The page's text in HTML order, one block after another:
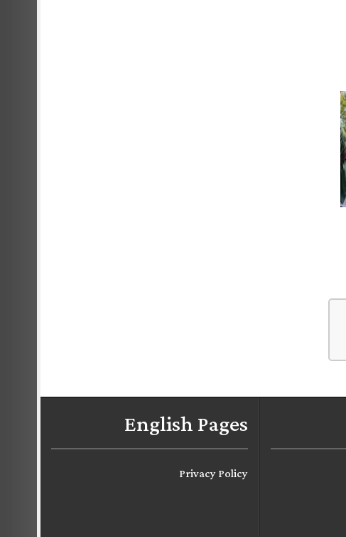
English Pages
Privacy Policy